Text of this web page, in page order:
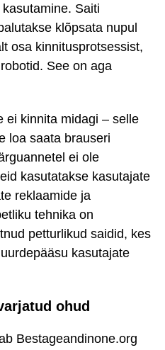
Saiti
klõpsata nupul
osa kinnitusprotsessist,
See on aga
ei kinnita midagi – selle
loa saata brauseri
ei ole
kasutatakse kasutajate
reklaamide ja
tehnika on
petturlikud saidid, kes
kasutajate
ohud
Bestageandinone.org